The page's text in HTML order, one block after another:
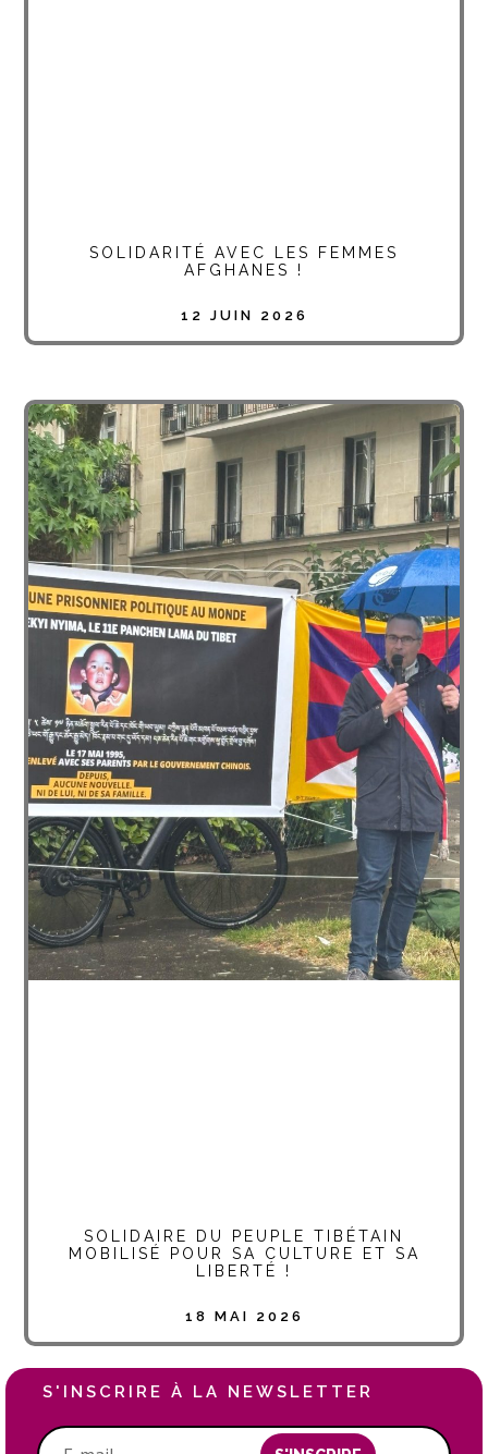
SOLIDARITÉ AVEC LES FEMMES
AFGHANES !
12 JUIN 2026
SOLIDAIRE DU PEUPLE TIBÉTAIN
MOBILISÉ POUR SA CULTURE ET SA
LIBERTÉ !
18 MAI 2026
S'INSCRIRE À LA NEWSLETTER